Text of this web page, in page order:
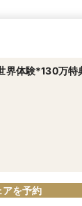
界体験*130万特
アを予約